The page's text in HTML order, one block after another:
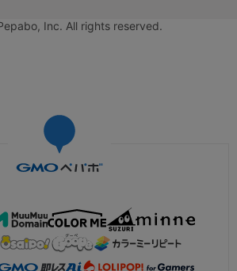
Inc. All rights reserved.